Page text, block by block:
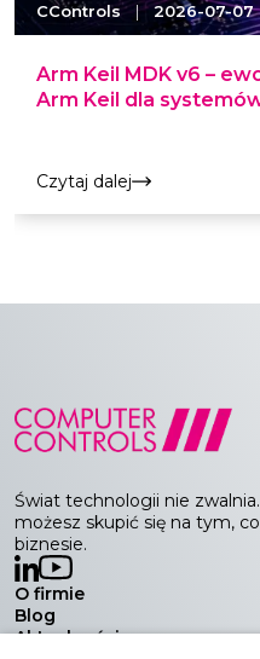
CControls | 2026-07-07
Arm Keil MDK v6 –
Arm Keil dla
Czytaj dalej
Świat technologii nie
możesz skupić się na tym,
biznesie.
O firmie
Blog
Aktualności